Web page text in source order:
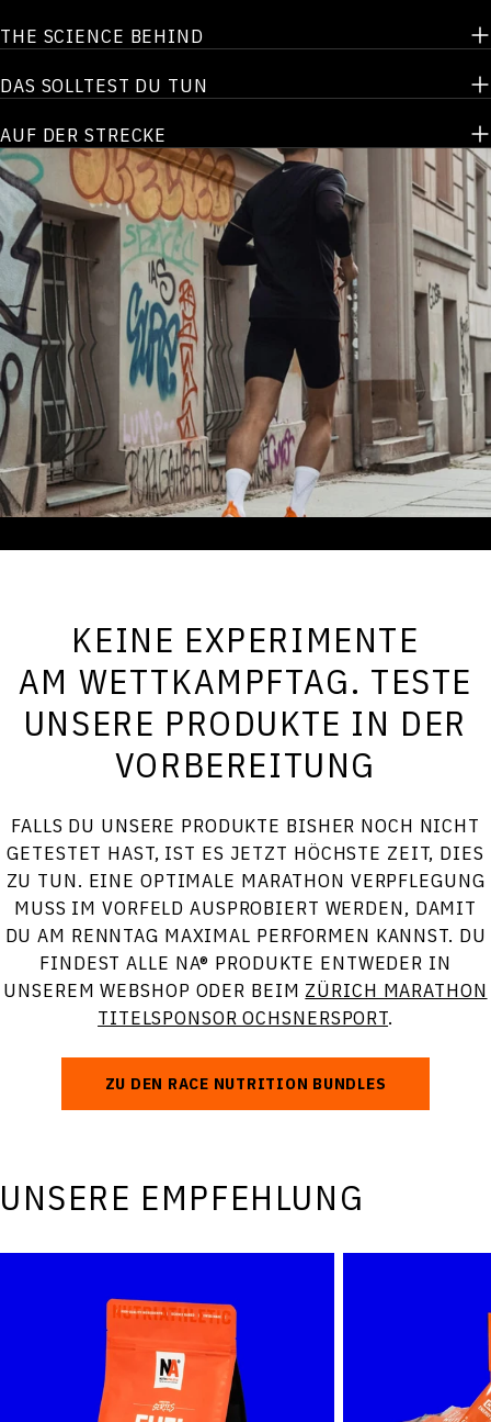
THE SCIENCE BEHIND
DAS SOLLTEST DU TUN
AUF DER STRECKE
KEINE EXPERIMENTE
AM WETTKAMPFTAG. TESTE
UNSERE PRODUKTE IN DER
VORBEREITUNG
FALLS DU UNSERE PRODUKTE BISHER NOCH NICHT
GETESTET HAST, IST ES JETZT HÖCHSTE ZEIT, DIES
ZU TUN. EINE OPTIMALE MARATHON VERPFLEGUNG
MUSS IM VORFELD AUSPROBIERT WERDEN, DAMIT
DU AM RENNTAG MAXIMAL PERFORMEN KANNST. DU
FINDEST ALLE NA® PRODUKTE ENTWEDER IN
UNSEREM WEBSHOP ODER BEIM ZÜRICH MARATHON
TITELSPONSOR OCHSNERSPORT.
ZU DEN RACE NUTRITION BUNDLES
UNSERE EMPFEHLUNG